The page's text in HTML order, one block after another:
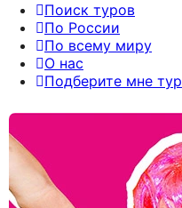
Поиск туров
По России
По всему миру
О нас
Подберите мне тур